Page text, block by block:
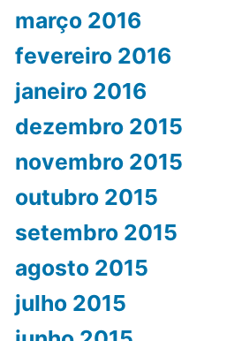
março 2016
fevereiro 2016
janeiro 2016
dezembro 2015
novembro 2015
outubro 2015
setembro 2015
agosto 2015
julho 2015